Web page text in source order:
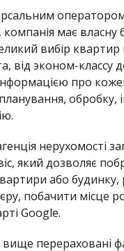
компанія має власну
вибір квартир
від эконом-классу
про
обробку,
нерухомості
який дозволяє
або будинку,
побачити місце
Google.
перераховані